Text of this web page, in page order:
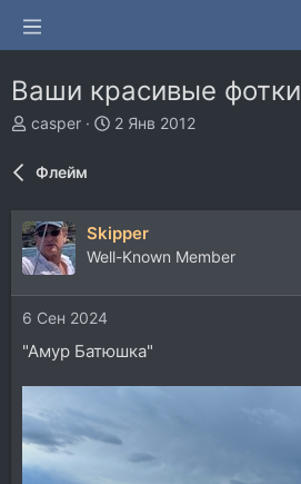
Ваши красивые фотки
А
р
т
е
м
casper
Д
н
а
ч
2 Янв 2012
Флейм
Skipper
Well-Known Member
6 Сен 2024
"Амур Батюшка"